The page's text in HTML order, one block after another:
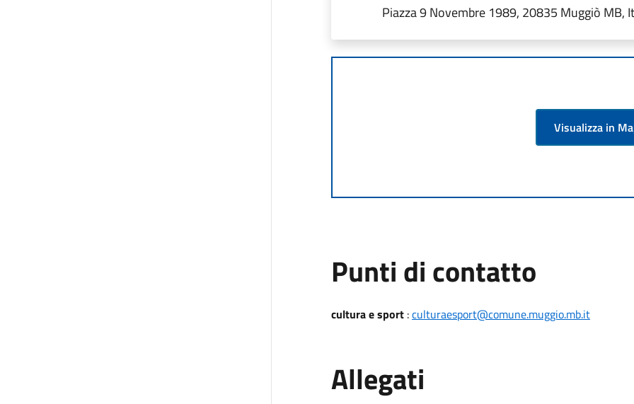
Piazza 9 Novembre 1989, 20835 Muggiò MB,
Visualizza in
Punti di contatto
cultura e sport:culturaesport@comune.muggio.mb.it
Allegati